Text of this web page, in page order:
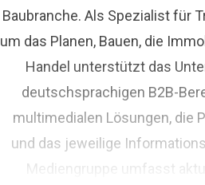
Baubranche. Als Spezialist für
um das Planen, Bauen, die
Handel unterstützt das
deutschsprachigen B2B-
multimedialen Lösungen, die
und das jeweilige
Mediengruppe umfasst